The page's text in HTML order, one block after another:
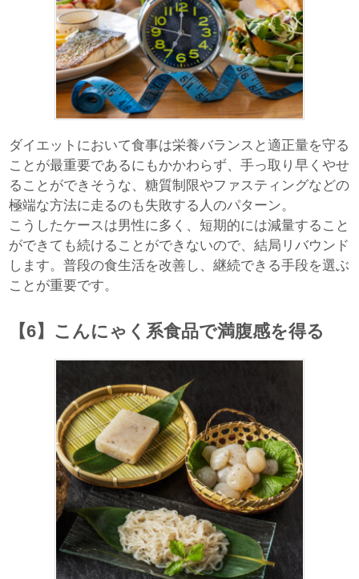
ダイエットにおいて食事は栄養バランスと適正量を守る
ことが最重要であるにもかかわらず、手っ取り早くやせ
ることができそうな、糖質制限やファスティングなどの
極端な方法に走るのも失敗する人のパターン。
こうしたケースは男性に多く、短期的には減量すること
ができても続けることができないので、結局リバウンド
します。普段の食生活を改善し、継続できる手段を選ぶ
ことが重要です。
【6】こんにゃく系食品で満腹感を得る